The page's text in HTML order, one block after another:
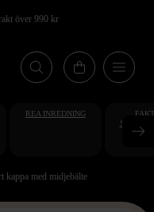
över 990 kr
REA INREDNING
kappa med midjebälte